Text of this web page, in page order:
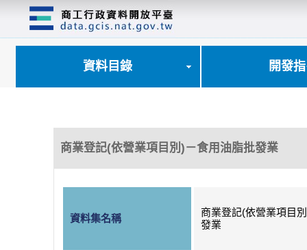
資料目錄 開發
商業登記(依營業項目別)－食用油脂批發業
資料集名稱
商業登記(依營業項目
發業